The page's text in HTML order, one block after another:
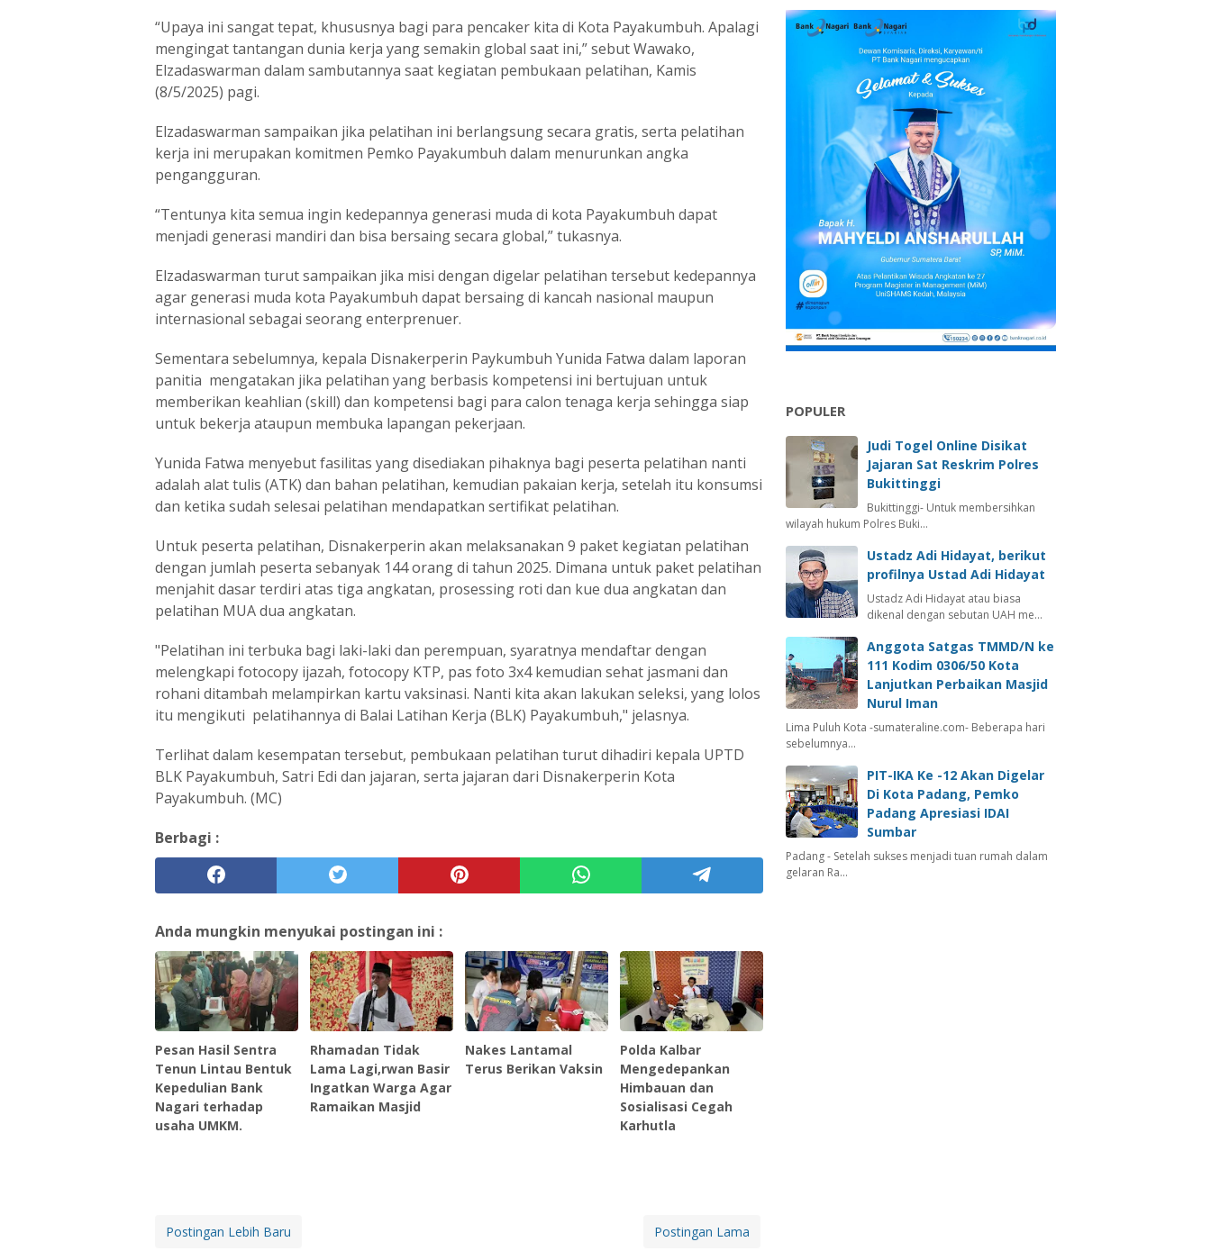
“Upaya ini sangat tepat, khususnya bagi para pencaker kita di Kota Payakumbuh. Apalagi
mengingat tantangan dunia kerja yang semakin global saat ini,” sebut Wawako,
Elzadaswarman dalam sambutannya saat kegiatan pembukaan pelatihan, Kamis
(8/5/2025) pagi.
Elzadaswarman sampaikan jika pelatihan ini berlangsung secara gratis, serta pelatihan
kerja ini merupakan komitmen Pemko Payakumbuh dalam menurunkan angka
pengangguran.
“Tentunya kita semua ingin kedepannya generasi muda di kota Payakumbuh dapat
menjadi generasi mandiri dan bisa bersaing secara global,” tukasnya.
Elzadaswarman turut sampaikan jika misi dengan digelar pelatihan tersebut kedepannya
agar generasi muda kota Payakumbuh dapat bersaing di kancah nasional maupun
internasional sebagai seorang enterprenuer.
Sementara sebelumnya, kepala Disnakerperin Paykumbuh Yunida Fatwa dalam laporan
panitia mengatakan jika pelatihan yang berbasis kompetensi ini bertujuan untuk
memberikan keahlian (skill) dan kompetensi bagi para calon tenaga kerja sehingga siap
untuk bekerja ataupun membuka lapangan pekerjaan.
Yunida Fatwa menyebut fasilitas yang disediakan pihaknya bagi peserta pelatihan nanti
adalah alat tulis (ATK) dan bahan pelatihan, kemudian pakaian kerja, setelah itu konsumsi
dan ketika sudah selesai pelatihan mendapatkan sertifikat pelatihan.
Untuk peserta pelatihan, Disnakerperin akan melaksanakan 9 paket kegiatan pelatihan
dengan jumlah peserta sebanyak 144 orang di tahun 2025. Dimana untuk paket pelatihan
menjahit dasar terdiri atas tiga angkatan, prosessing roti dan kue dua angkatan dan
pelatihan MUA dua angkatan.
"Pelatihan ini terbuka bagi laki-laki dan perempuan, syaratnya mendaftar dengan
melengkapi fotocopy ijazah, fotocopy KTP, pas foto 3x4 kemudian sehat jasmani dan
rohani ditambah melampirkan kartu vaksinasi. Nanti kita akan lakukan seleksi, yang lolos
itu mengikuti pelatihannya di Balai Latihan Kerja (BLK) Payakumbuh," jelasnya.
Terlihat dalam kesempatan tersebut, pembukaan pelatihan turut dihadiri kepala UPTD
BLK Payakumbuh, Satri Edi dan jajaran, serta jajaran dari Disnakerperin Kota
Payakumbuh. (MC)
Berbagi :
Anda mungkin menyukai postingan ini :
Pesan Hasil Sentra
Tenun Lintau Bentuk
Kepedulian Bank
Nagari terhadap
usaha UMKM.
Rhamadan Tidak
Lama Lagi,rwan Basir
Ingatkan Warga Agar
Ramaikan Masjid
Nakes Lantamal
Terus Berikan Vaksin
Polda Kalbar
Mengedepankan
Himbauan dan
Sosialisasi Cegah
Karhutla
Postingan Lebih Baru Postingan Lama
POPULER
Judi Togel Online Disikat
Jajaran Sat Reskrim Polres
Bukittinggi
Bukittinggi- Untuk membersihkan
wilayah hukum Polres Buki…
Ustadz Adi Hidayat, berikut
profilnya Ustad Adi Hidayat
Ustadz Adi Hidayat atau biasa
dikenal dengan sebutan UAH me…
Anggota Satgas TMMD/N ke
111 Kodim 0306/50 Kota
Lanjutkan Perbaikan Masjid
Nurul Iman
Lima Puluh Kota -sumateraline.com- Beberapa hari
sebelumnya…
PIT-IKA Ke -12 Akan Digelar
Di Kota Padang, Pemko
Padang Apresiasi IDAI
Sumbar
Padang - Setelah sukses menjadi tuan rumah dalam
gelaran Ra…